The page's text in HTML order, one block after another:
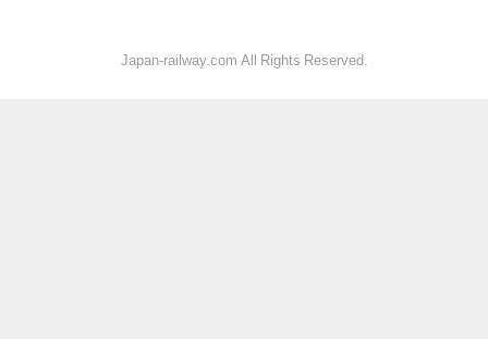
Japan-railway.com All Rights Reserved.